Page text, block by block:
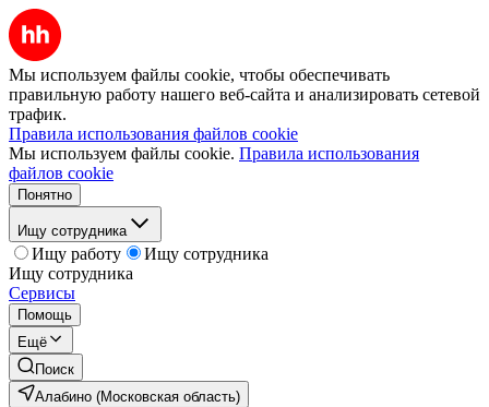
Мы используем файлы cookie, чтобы обеспечивать
правильную работу нашего веб-сайта и анализировать сетевой
трафик.
Правила использования файлов cookie
Мы используем файлы cookie. Правила использования
файлов cookie
Понятно
Ищу сотрудника
Ищу работу
Ищу сотрудника
Ищу сотрудника
Сервисы
Помощь
Ещё
Поиск
Алабино (Московская область)